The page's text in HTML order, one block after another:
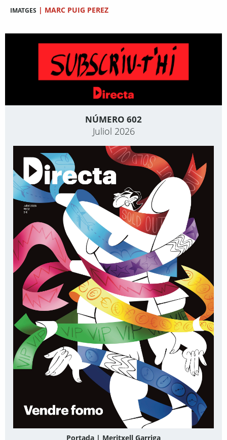
IMATGES | MARC PUIG PEREZ
NÚMERO 602
Juliol 2026
Portada | Meritxell Garriga